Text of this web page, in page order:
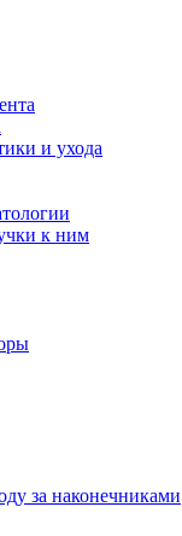
и ухода
к ним
за наконечниками